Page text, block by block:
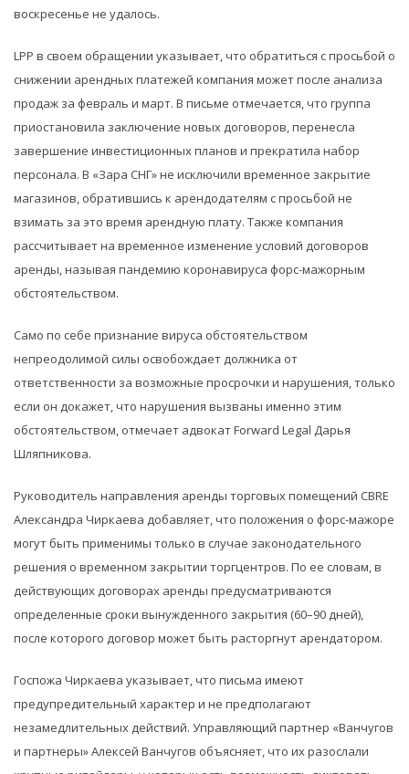
воскресенье не удалось.
LPP в своем обращении указывает, что обратиться с просьбой о
снижении арендных платежей компания может после анализа
продаж за февраль и март. В письме отмечается, что группа
приостановила заключение новых договоров, перенесла
завершение инвестиционных планов и прекратила набор
персонала. В «Зара СНГ» не исключили временное закрытие
магазинов, обратившись к арендодателям с просьбой не
взимать за это время арендную плату. Также компания
рассчитывает на временное изменение условий договоров
аренды, называя пандемию коронавируса форс-мажорным
обстоятельством.
Само по себе признание вируса обстоятельством
непреодолимой силы освобождает должника от
ответственности за возможные просрочки и нарушения, только
если он докажет, что нарушения вызваны именно этим
обстоятельством, отмечает адвокат Forward Legal Дарья
Шляпникова.
Руководитель направления аренды торговых помещений CBRE
Александра Чиркаева добавляет, что положения о форс-мажоре
могут быть применимы только в случае законодательного
решения о временном закрытии торгцентров. По ее словам, в
действующих договорах аренды предусматриваются
определенные сроки вынужденного закрытия (60–90 дней),
после которого договор может быть расторгнут арендатором.
Госпожа Чиркаева указывает, что письма имеют
предупредительный характер и не предполагают
незамедлительных действий. Управляющий партнер «Ванчугов
и партнеры» Алексей Ванчугов объясняет, что их разослали